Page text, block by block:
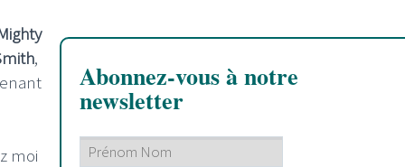
,
moi
Abonnez-vous à notre
newsletter